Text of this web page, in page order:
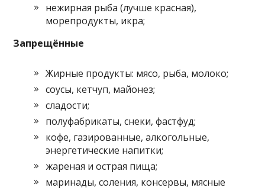
нежирная рыба (лучше красная),
морепродукты, икра;
Запрещённые
Жирные продукты: мясо, рыба, молоко;
соусы, кетчуп, майонез;
сладости;
полуфабрикаты, снеки, фастфуд;
кофе, газированные, алкогольные,
энергетические напитки;
жареная и острая пища;
маринады, соления, консервы, мясные